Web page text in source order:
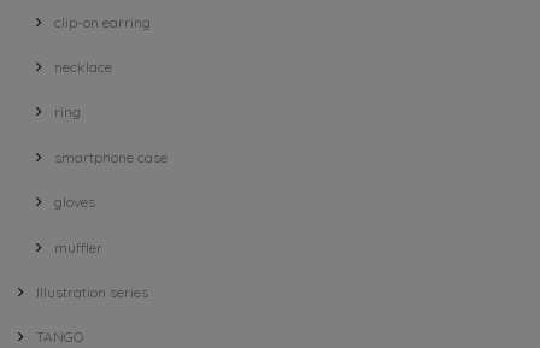
clip-on earring
necklace
ring
smartphone case
gloves
muffler
Illustration series
TANGO